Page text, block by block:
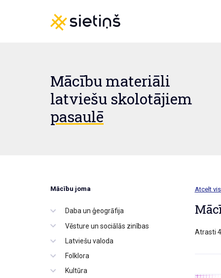
Mācību materiāli
latviešu skolotājiem
pasaulē
Mācību joma
Daba un ģeogrāfija
Vēsture un sociālās zinības
Latviešu valoda
Folklora
Kultūra
Atcelt
Atrasti